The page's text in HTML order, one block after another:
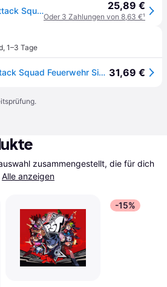
Emergency Call: The Attack Squad - Sony PlayStation 4 - Simulator - PEGI 3 25,89 €
Oder 3 Zahlungen von 8,63 €¹
, 1–3 Tage
Emergency Call The Attack Squad Feuerwehr Simulation Spiel Ps4 Eu-version 31,69 €
zusammengestellt, die für dich
Alle anzeigen
-15%